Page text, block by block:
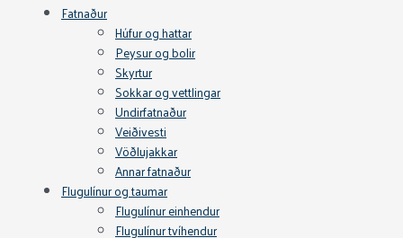
Fatnaður
Húfur og hattar
Peysur og bolir
Skyrtur
Sokkar og vettlingar
Undirfatnaður
Veiðivesti
Vöðlujakkar
Annar fatnaður
Flugulínur og taumar
Flugulínur einhendur
Flugulínur tvíhendur